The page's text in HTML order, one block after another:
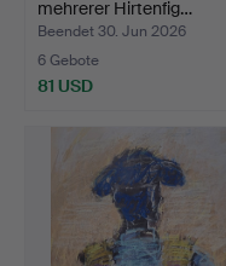
mehrerer Hirtenfig…
Beendet 30. Jun 2026
6 Gebote
81 USD